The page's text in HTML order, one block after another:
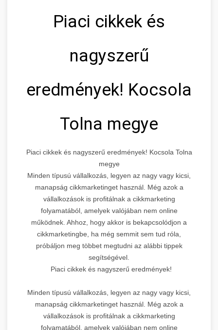
Piaci cikkek és
nagyszerű
eredmények! Kocsola
Tolna megye
Piaci cikkek és nagyszerű eredmények! Kocsola Tolna
megye
Minden típusú vállalkozás, legyen az nagy vagy kicsi,
manapság cikkmarketinget használ. Még azok a
vállalkozások is profitálnak a cikkmarketing
folyamatából, amelyek valójában nem online
működnek. Ahhoz, hogy akkor is bekapcsolódjon a
cikkmarketingbe, ha még semmit sem tud róla,
próbáljon meg többet megtudni az alábbi tippek
segítségével.
Piaci cikkek és nagyszerű eredmények!
Minden típusú vállalkozás, legyen az nagy vagy kicsi,
manapság cikkmarketinget használ. Még azok a
vállalkozások is profitálnak a cikkmarketing
folyamatából, amelyek valójában nem online